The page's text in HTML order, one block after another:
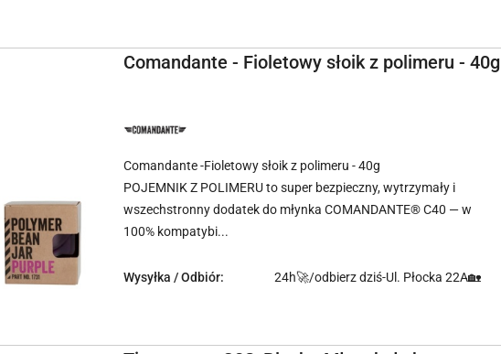
Comandante - Fioletowy słoik z polimeru - 40g
NAZWA
PRODUCENTA:
Comandante -Fioletowy słoik z polimeru - 40g
POJEMNIK Z POLIMERU to super bezpieczny, wytrzymały i
wszechstronny dodatek do młynka COMANDANTE® C40 — w
100% kompatybi...
Wysyłka / Odbiór: 24h🚀/odbierz dziś-Ul. Płocka 22A🏡